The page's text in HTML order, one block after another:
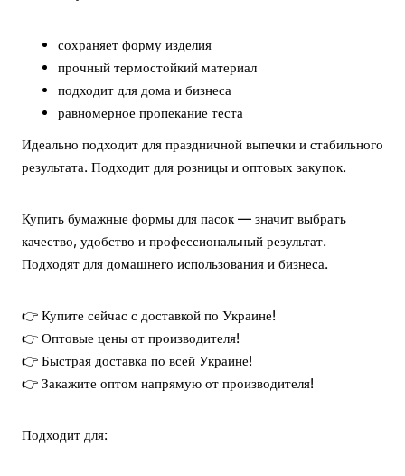
сохраняет форму изделия
прочный термостойкий материал
подходит для дома и бизнеса
равномерное пропекание теста
Идеально подходит для праздничной выпечки и стабильного
результата. Подходит для розницы и оптовых закупок.
Купить бумажные формы для пасок — значит выбрать
качество, удобство и профессиональный результат.
Подходят для домашнего использования и бизнеса.
👉 Купите сейчас с доставкой по Украине!
👉 Оптовые цены от производителя!
👉 Быстрая доставка по всей Украине!
👉 Закажите оптом напрямую от производителя!
Подходит для: